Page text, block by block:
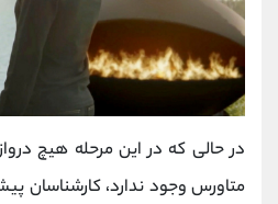
در حالی که در این مرحله هیچ
متاورس وجود ندارد، کارشناسان